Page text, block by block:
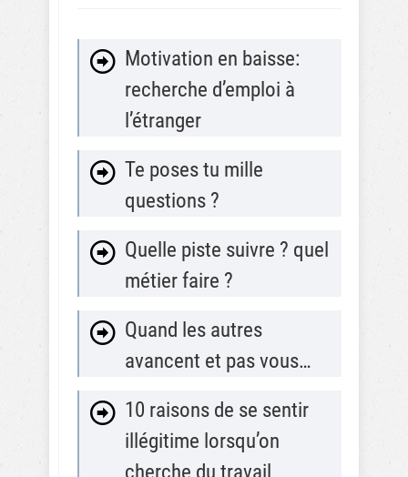
Motivation en baisse:
recherche d’emploi à
l’étranger
Te poses tu mille
questions ?
Quelle piste suivre ? quel
métier faire ?
Quand les autres
avancent et pas vous…
10 raisons de se sentir
illégitime lorsqu’on
cherche du travail